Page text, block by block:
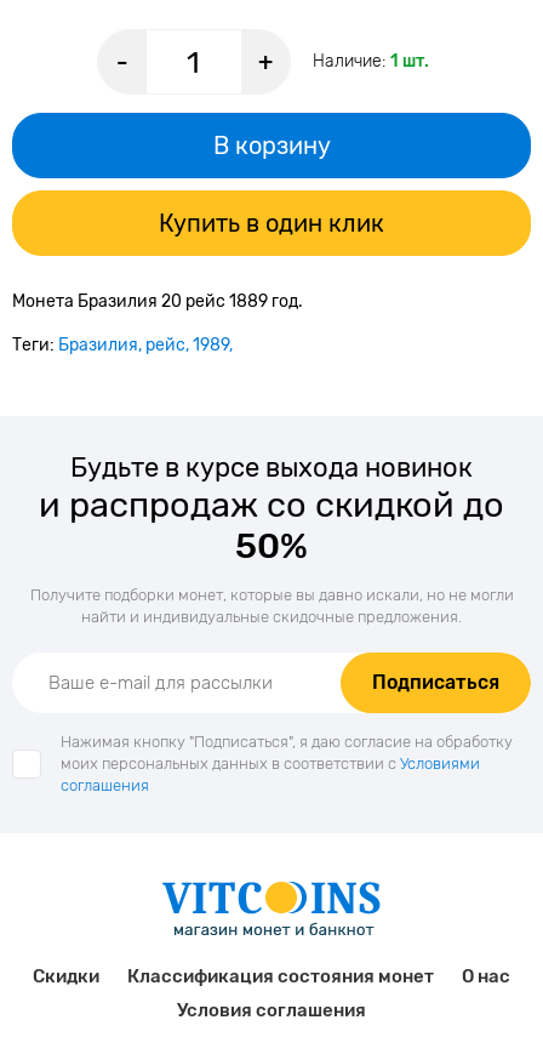
- + Наличие: 1 шт.
В корзину
Купить в один клик
Монета Бразилия 20 рейс 1889 год.
Теги: Бразилия рейс 1989
Будьте в курсе выхода новинок
и распродаж со скидкой до
50%
Получите подборки монет, которые вы давно искали, но не могли
найти и индивидуальные скидочные предложения.
Подписаться
Нажимая кнопку "Подписаться", я даю согласие на обработку
моих персональных данных в соответствии с Условиями
соглашения
Скидки Классификация состояния монет
О нас
Условия соглашения